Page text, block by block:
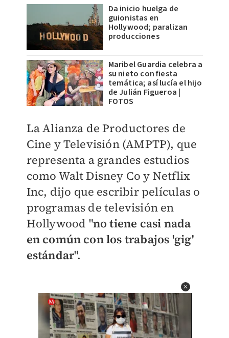
Da inicio huelga de
guionistas en
Hollywood; paralizan
producciones
Maribel Guardia celebra a
su nieto con fiesta
temática; así lucía el hijo
de Julián Figueroa |
FOTOS
La Alianza de Productores de
Cine y Televisión (AMPTP), que
representa a grandes estudios
como Walt Disney Co y Netflix
Inc, dijo que escribir películas o
programas de televisión en
Hollywood "no tiene casi nada
en común con los trabajos 'gig'
estándar".